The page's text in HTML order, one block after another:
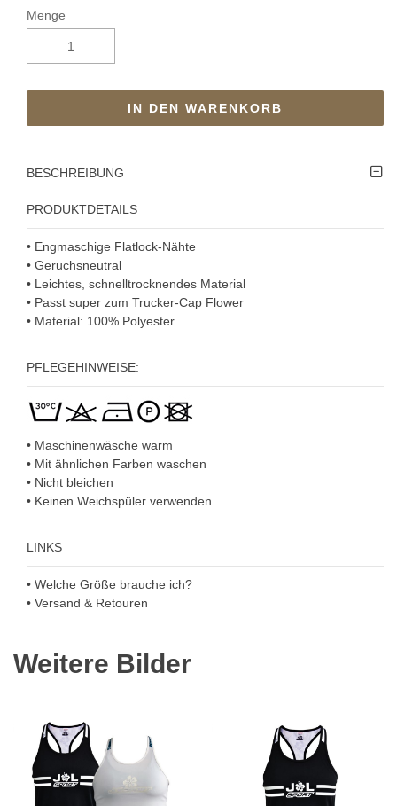
Menge
IN DEN WARENKORB
BESCHREIBUNG
PRODUKTDETAILS
• Engmaschige Flatlock-Nähte
• Geruchsneutral
• Leichtes, schnelltrocknendes Material
• Passt super zum Trucker-Cap Flower
• Material: 100% Polyester
PFLEGEHINWEISE:
• Maschinenwäsche warm
• Mit ähnlichen Farben waschen
• Nicht bleichen
• Keinen Weichspüler verwenden
LINKS
• Welche Größe brauche ich?
• Versand & Retouren
Weitere Bilder